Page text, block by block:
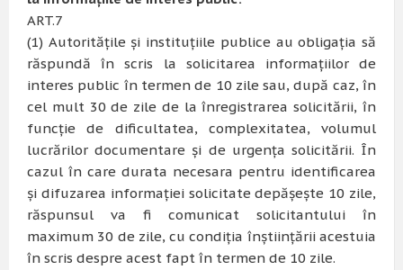
ART.7
(1) Autorităţile şi instituţiile publice au obligaţia să
răspundă în scris la solicitarea informaţiilor de
interes public în termen de 10 zile sau, după caz, în
cel mult 30 de zile de la înregistrarea solicitării, în
funcţie de dificultatea, complexitatea, volumul
lucrărilor documentare şi de urgenţa solicitării. În
cazul în care durata necesara pentru identificarea
şi difuzarea informaţiei solicitate depăşeşte 10 zile,
răspunsul va fi comunicat solicitantului în
maximum 30 de zile, cu condiţia înştiinţării acestuia
în scris despre acest fapt în termen de 10 zile.